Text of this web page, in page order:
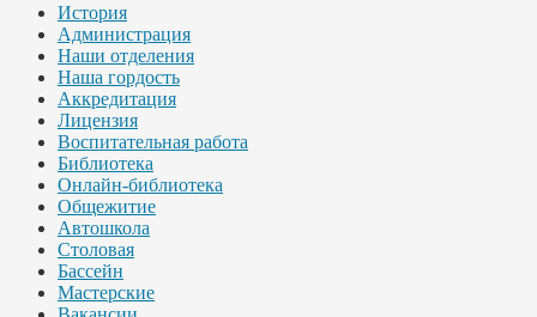
История
Администрация
Наши отделения
Наша гордость
Аккредитация
Лицензия
Воспитательная работа
Библиотека
Онлайн-библиотека
Общежитие
Автошкола
Столовая
Бассейн
Мастерские